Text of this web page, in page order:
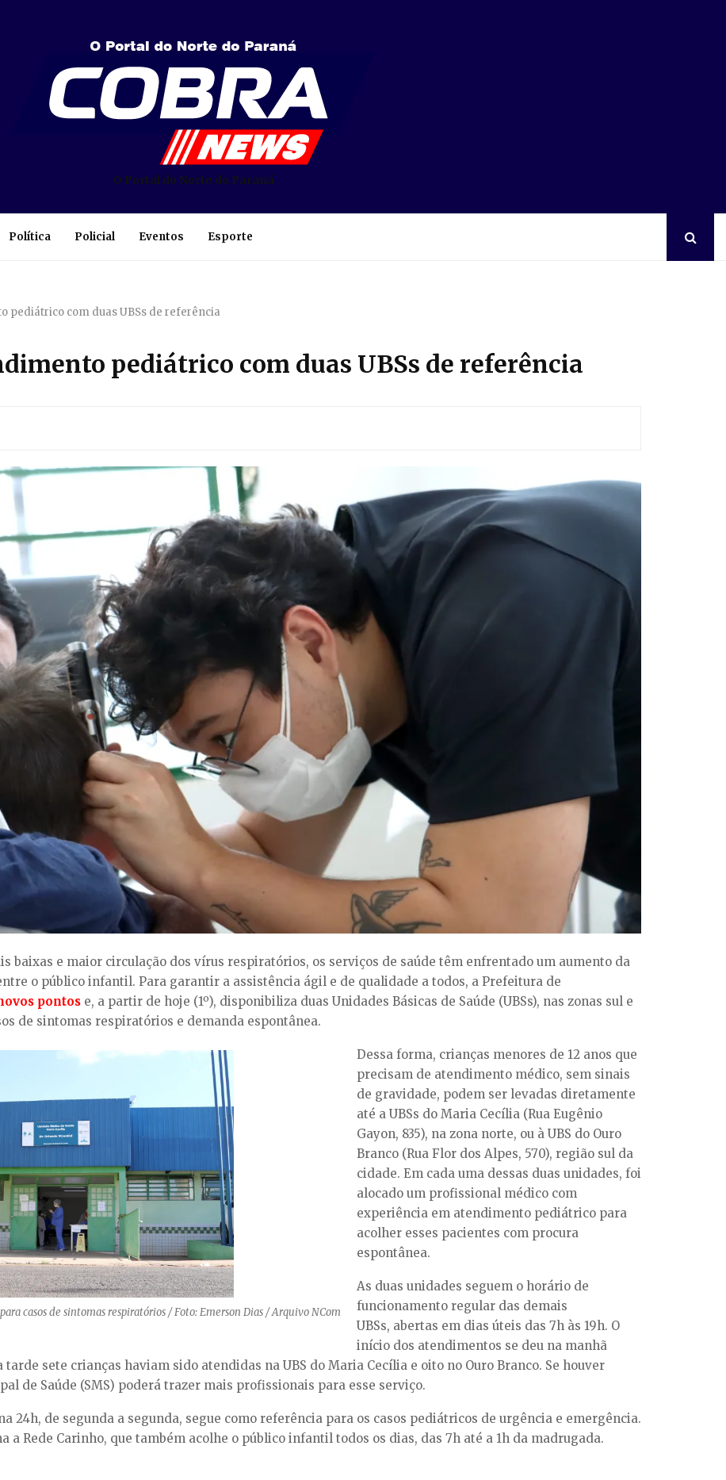
O Portal do Norte do Paraná
Política Policial Eventos Esporte
pediátrico com duas UBSs de referência
pediátrico com duas UBSs de referência
baixas e maior circulação dos vírus respiratórios, os serviços de saúde têm enfrentado um aumento da
o público infantil. Para garantir a assistência ágil e de qualidade a todos, a Prefeitura de
pontos e, a partir de hoje (1º), disponibiliza duas Unidades Básicas de Saúde (UBSs), nas zonas sul e
de sintomas respiratórios e demanda espontânea.
casos de sintomas respiratórios / Foto: Emerson Dias / Arquivo NCom
Dessa forma, crianças menores de 12 anos que
precisam de atendimento médico, sem sinais
de gravidade, podem ser levadas diretamente
até a UBSs do Maria Cecília (Rua Eugênio
Gayon, 835), na zona norte, ou à UBS do Ouro
Branco (Rua Flor dos Alpes, 570), região sul da
cidade. Em cada uma dessas duas unidades, foi
alocado um profissional médico com
experiência em atendimento pediátrico para
acolher esses pacientes com procura
espontânea.
As duas unidades seguem o horário de
funcionamento regular das demais
UBSs, abertas em dias úteis das 7h às 19h. O
início dos atendimentos se deu na manhã
tarde sete crianças haviam sido atendidas na UBS do Maria Cecília e oito no Ouro Branco. Se houver
de Saúde (SMS) poderá trazer mais profissionais para esse serviço.
24h, de segunda a segunda, segue como referência para os casos pediátricos de urgência e emergência.
a Rede Carinho, que também acolhe o público infantil todos os dias, das 7h até a 1h da madrugada.